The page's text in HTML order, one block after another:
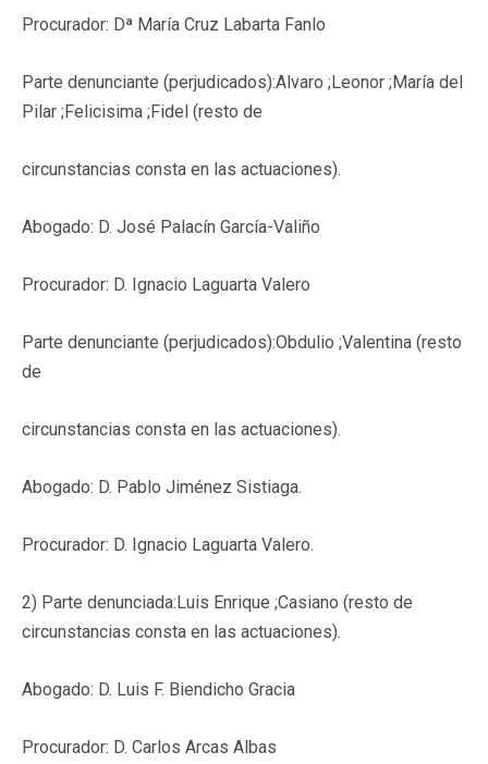
Procurador: Dª María Cruz Labarta Fanlo
Parte denunciante (perjudicados):Alvaro ;Leonor ;María del
Pilar ;Felicisima ;Fidel (resto de
circunstancias consta en las actuaciones).
Abogado: D. José Palacín García-Valiño
Procurador: D. Ignacio Laguarta Valero
Parte denunciante (perjudicados):Obdulio ;Valentina (resto
de
circunstancias consta en las actuaciones).
Abogado: D. Pablo Jiménez Sistiaga.
Procurador: D. Ignacio Laguarta Valero.
2) Parte denunciada:Luis Enrique ;Casiano (resto de
circunstancias consta en las actuaciones).
Abogado: D. Luis F. Biendicho Gracia
Procurador: D. Carlos Arcas Albas